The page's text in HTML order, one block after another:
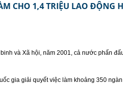
CHO 1,4 TRIỆU LAO ĐỘNG
và Xã hội, năm 2001, cả nước phấn
gia giải quyết việc làm khoảng 350